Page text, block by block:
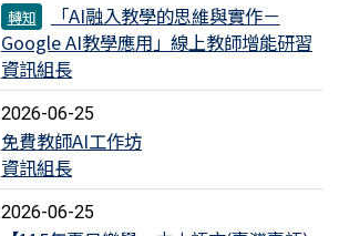
轉知
「AI融入教學的思維與實作－
Google AI教學應用」線上教師增能研習
資訊組長
2026-06-25
免費教師AI工作坊
資訊組長
2026-06-25